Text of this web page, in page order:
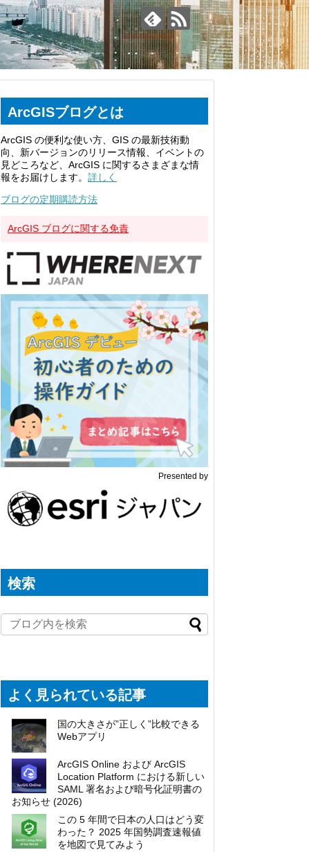
ArcGISブログとは
ArcGIS の便利な使い方、GIS の最新技術動
向、新バージョンのリリース情報、イベントの
見どころなど、ArcGIS に関するさまざまな情
報をお届けします。 詳しく
ブログの定期購読方法
ArcGIS ブログに関する免責
Presented by
検索
よく見られている記事
国の大きさが”正しく”比較できる
Webアプリ
ArcGIS Online および ArcGIS
Location Platform における新しい
SAML 署名および暗号化証明書の
お知らせ (2026)
この 5 年間で日本の人口はどう変
わった？ 2025 年国勢調査速報値
を地図で見てみよう